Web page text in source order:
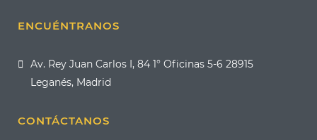
ENCUÉNTRANOS
Av. Rey Juan Carlos I, 84 1° Oficinas 5-6 28915
Leganés, Madrid
CONTÁCTANOS